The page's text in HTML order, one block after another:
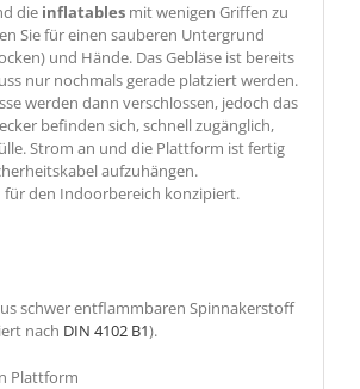
die inflatables mit wenigen Griffen zu
Sie für einen sauberen Untergrund
und Hände. Das Gebläse ist bereits
nur nochmals gerade platziert werden.
werden dann verschlossen, jedoch das
befinden sich, schnell zugänglich,
Strom an und die Plattform ist fertig
aufzuhängen.
für den Indoorbereich konzipiert.
schwer entflammbaren Spinnakerstoff
nach DIN 4102 B1).
Plattform